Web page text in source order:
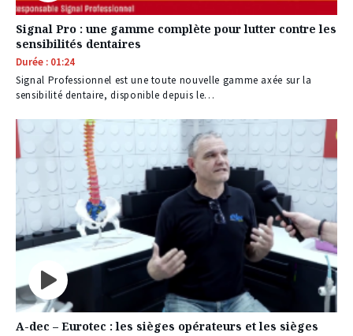
Signal Pro : une gamme complète pour lutter contre les
sensibilités dentaires
Durée : 01:24
Signal Professionnel est une toute nouvelle gamme axée sur la
sensibilité dentaire, disponible depuis le…
A-dec – Eurotec : les sièges opérateurs et les sièges